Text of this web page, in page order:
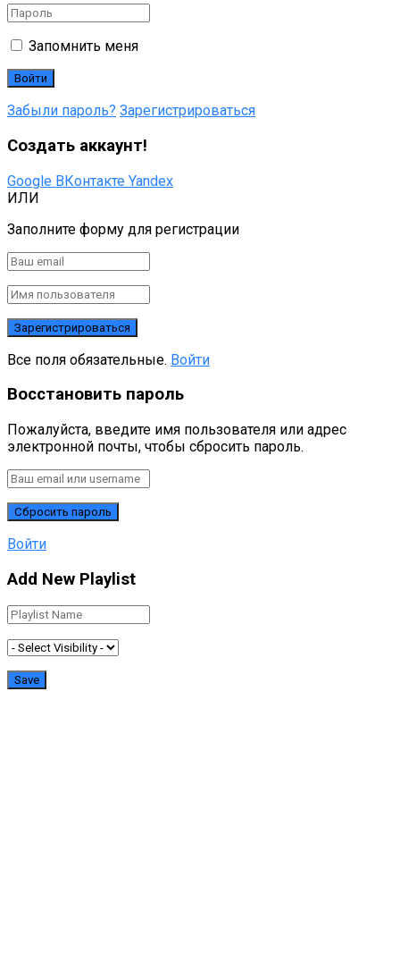
Запомнить меня
Забыли пароль? Зарегистрироваться
Создать аккаунт!
Google ВКонтакте Yandex
ИЛИ
Заполните форму для регистрации
Все поля обязательные. Войти
Восстановить пароль
Пожалуйста, введите имя пользователя или адрес
электронной почты, чтобы сбросить пароль.
Войти
Add New Playlist